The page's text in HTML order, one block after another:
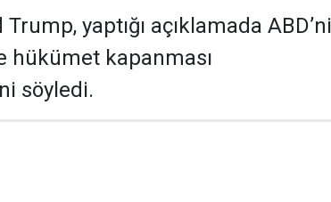
yaptığı açıklamada
hükümet kapanması
söyledi.